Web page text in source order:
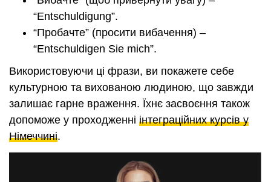
“Entschuldigung”.
“Пробачте” (просити вибачення) –
“Entschuldigen Sie mich”.
Використовуючи ці фрази, ви покажете себе
культурною та вихованою людиною, що завжди
залишає гарне враження. Їхнє засвоєння також
допоможе у проходженні інтеграційних курсів у
Німеччині.